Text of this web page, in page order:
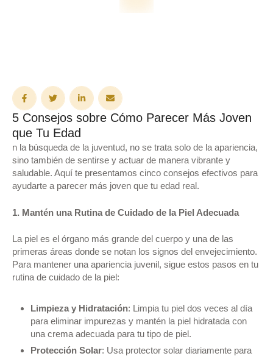
5 Consejos sobre Cómo Parecer Más Joven
que Tu Edad
n la búsqueda de la juventud, no se trata solo de la apariencia,
sino también de sentirse y actuar de manera vibrante y
saludable. Aquí te presentamos cinco consejos efectivos para
ayudarte a parecer más joven que tu edad real.
1. Mantén una Rutina de Cuidado de la Piel Adecuada
La piel es el órgano más grande del cuerpo y una de las
primeras áreas donde se notan los signos del envejecimiento.
Para mantener una apariencia juvenil, sigue estos pasos en tu
rutina de cuidado de la piel:
Limpieza y Hidratación: Limpia tu piel dos veces al día
para eliminar impurezas y mantén la piel hidratada con
una crema adecuada para tu tipo de piel.
Protección Solar: Usa protector solar diariamente para